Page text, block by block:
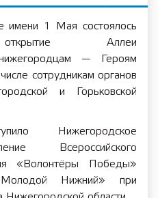
имени 1 Мая состоялось
Аллеи
— Героям
сотрудникам органов
и Горьковской
Нижегородское
Всероссийского
«Волонтёры Победы»
Нижний» при